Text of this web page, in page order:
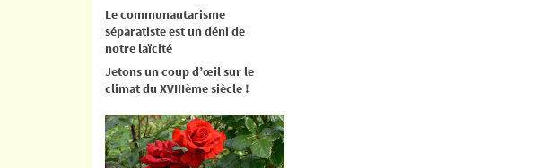
Le communautarisme
séparatiste est un déni de
notre laïcité
Jetons un coup d’œil sur le
climat du XVIIIème siècle !